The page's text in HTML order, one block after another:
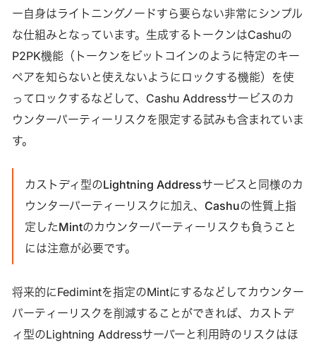
ー自身はライトニングノードすら要らない非常にシンプル
な仕組みとなっています。生成するトークンはCashuの
P2PK機能（トークンをビットコインのように特定のキー
ペアを知らないと使えないようにロックする機能）を使
ってロックするなどして、Cashu Addressサービスのカ
ウンターパーティーリスクを限定する試みも含まれていま
す。
カストディ型のLightning Addressサービスと同様のカ
ウンターパーティーリスクに加え、Cashuの性質上指
定したMintのカウンターパーティーリスクも負うこと
には注意が必要です。
将来的にFedimintを指定のMintにするなどしてカウンター
パーティーリスクを削減することができれば、カストデ
ィ型のLightning Addressサーバーと利用時のリスクはほ